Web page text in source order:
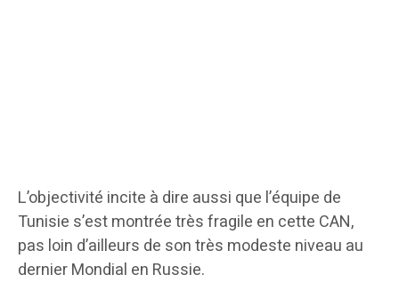
L’objectivité incite à dire aussi que l’équipe de
Tunisie s’est montrée très fragile en cette CAN,
pas loin d’ailleurs de son très modeste niveau au
dernier Mondial en Russie.